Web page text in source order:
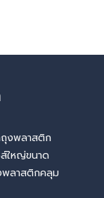
งพลาสติก
ใหญ่ขนาด
พลาสติกคลุม